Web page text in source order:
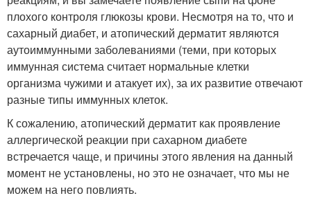
плохого контроля глюкозы крови. Несмотря на то, что и
сахарный диабет, и атопический дерматит являются
аутоиммунными заболеваниями (теми, при которых
иммунная система считает нормальные клетки
организма чужими и атакует их), за их развитие отвечают
разные типы иммунных клеток.
К сожалению, атопический дерматит как проявление
аллергической реакции при сахарном диабете
встречается чаще, и причины этого явления на данный
момент не установлены, но это не означает, что мы не
можем на него повлиять.